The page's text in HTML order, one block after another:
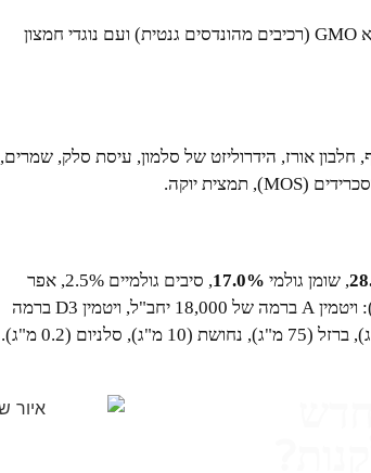
ללא חומרים משמרים מלאכותיים, ללא GMO (רכיבים מהונדסים גנטית) ועם נוגדי חמצון
תירס, שומן עוף, חלבון אורז, הידרוליזט של סלמון, עיסת סלק, שמרים,
, שומן גולמי 17.0%
, סיבים גולמיים 2.5%, אפר
גולמי 7.0%, סידן 1.2%, זרחן 1.0%. תוספים תזונתיים (לק"ג): ויטמין A ברמה של 18,000 יחב"ל, ויטמין D3 ברמה